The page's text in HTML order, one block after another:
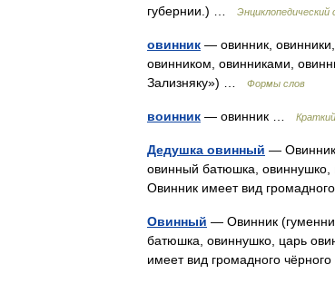
губернии.) …
овинник — овинник, овинники,
овинником, овинниками,
Зализняку») …
Формы слов
воинник — овинник …
Дедушка овинный — Овинник
овинный батюшка, овиннушко,
Овинник имеет вид
Овинный — Овинник
батюшка, овиннушко, царь
имеет вид громадного